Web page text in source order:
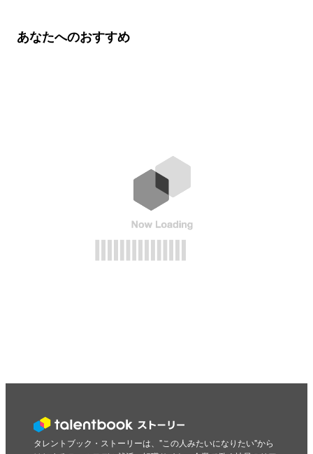
あなたへのおすすめ
タレントブック・ストーリーは、"この人みたいになりたい"から